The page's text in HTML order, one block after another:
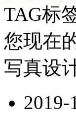
TAG标
您现在
写真设
2019-